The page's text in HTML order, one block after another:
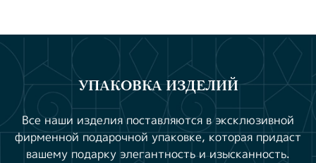
УПАКОВКА ИЗДЕЛИЙ
Все наши изделия поставляются в эксклюзивной
фирменной подарочной упаковке, которая придаст
вашему подарку элегантность и изысканность.